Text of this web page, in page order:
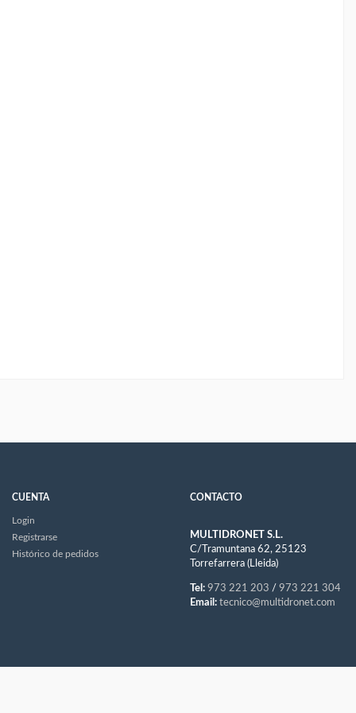
CUENTA
Login
Registrarse
Histórico de pedidos
CONTACTO
MULTIDRONET S.L.
C/Tramuntana 62, 25123
Torrefarrera (Lleida)
Tel: 973 221 203 / 973 221 304
Email: tecnico@multidronet.com